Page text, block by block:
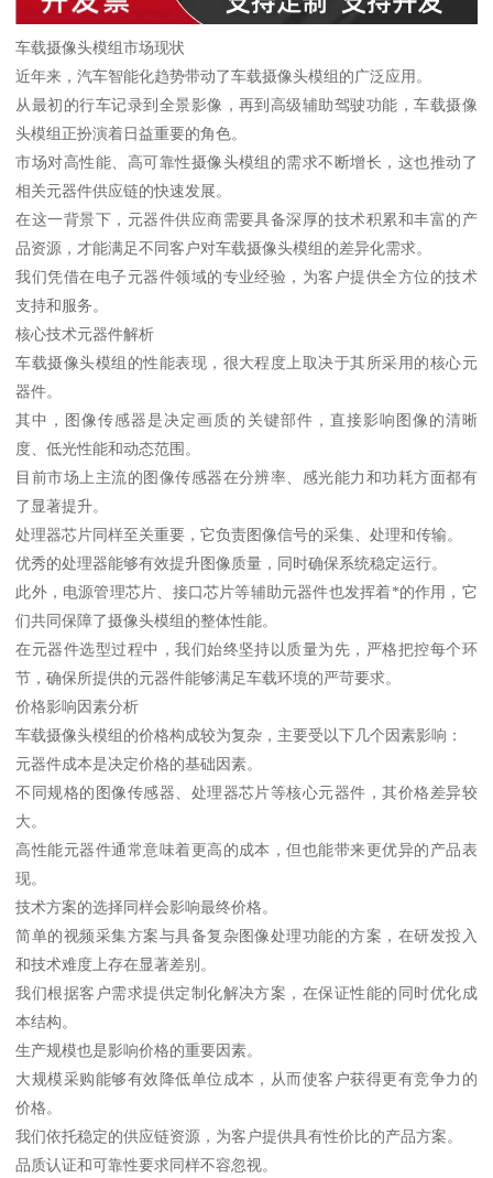
车载摄像头模组市场现状
近年来，汽车智能化趋势带动了车载摄像头模组的广泛应用。
从最初的行车记录到全景影像，再到高级辅助驾驶功能，车载摄像
头模组正扮演着日益重要的角色。
市场对高性能、高可靠性摄像头模组的需求不断增长，这也推动了
相关元器件供应链的快速发展。
在这一背景下，元器件供应商需要具备深厚的技术积累和丰富的产
品资源，才能满足不同客户对车载摄像头模组的差异化需求。
我们凭借在电子元器件领域的专业经验，为客户提供全方位的技术
支持和服务。
核心技术元器件解析
车载摄像头模组的性能表现，很大程度上取决于其所采用的核心元
器件。
其中，图像传感器是决定画质的关键部件，直接影响图像的清晰
度、低光性能和动态范围。
目前市场上主流的图像传感器在分辨率、感光能力和功耗方面都有
了显著提升。
处理器芯片同样至关重要，它负责图像信号的采集、处理和传输。
优秀的处理器能够有效提升图像质量，同时确保系统稳定运行。
此外，电源管理芯片、接口芯片等辅助元器件也发挥着*的作用，它
们共同保障了摄像头模组的整体性能。
在元器件选型过程中，我们始终坚持以质量为先，严格把控每个环
节，确保所提供的元器件能够满足车载环境的严苛要求。
价格影响因素分析
车载摄像头模组的价格构成较为复杂，主要受以下几个因素影响：
元器件成本是决定价格的基础因素。
不同规格的图像传感器、处理器芯片等核心元器件，其价格差异较
大。
高性能元器件通常意味着更高的成本，但也能带来更优异的产品表
现。
技术方案的选择同样会影响最终价格。
简单的视频采集方案与具备复杂图像处理功能的方案，在研发投入
和技术难度上存在显著差别。
我们根据客户需求提供定制化解决方案，在保证性能的同时优化成
本结构。
生产规模也是影响价格的重要因素。
大规模采购能够有效降低单位成本，从而使客户获得更有竞争力的
价格。
我们依托稳定的供应链资源，为客户提供具有性价比的产品方案。
品质认证和可靠性要求同样不容忽视。